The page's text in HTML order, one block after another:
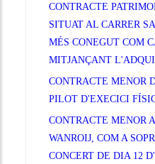
CONTRACTE
SITUAT AL CARRER
MÉS CONEGUT COM
MITJANÇANT
CONTRACTE MENOR
PILOT D'EXECICI
CONTRACTE MENOR
WANROIJ, COM A
CONCERT DE DIA 12